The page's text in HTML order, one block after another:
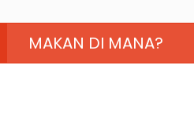
MAKAN DI MANA?